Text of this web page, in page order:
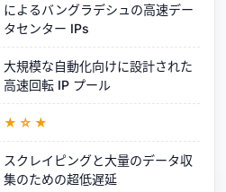
によるバングラデシュの高速デー
タセンター IPs
大規模な自動化向けに設計された
高速回転 IP プール
★☆★
スクレイピングと大量のデータ収
集のための超低遅延